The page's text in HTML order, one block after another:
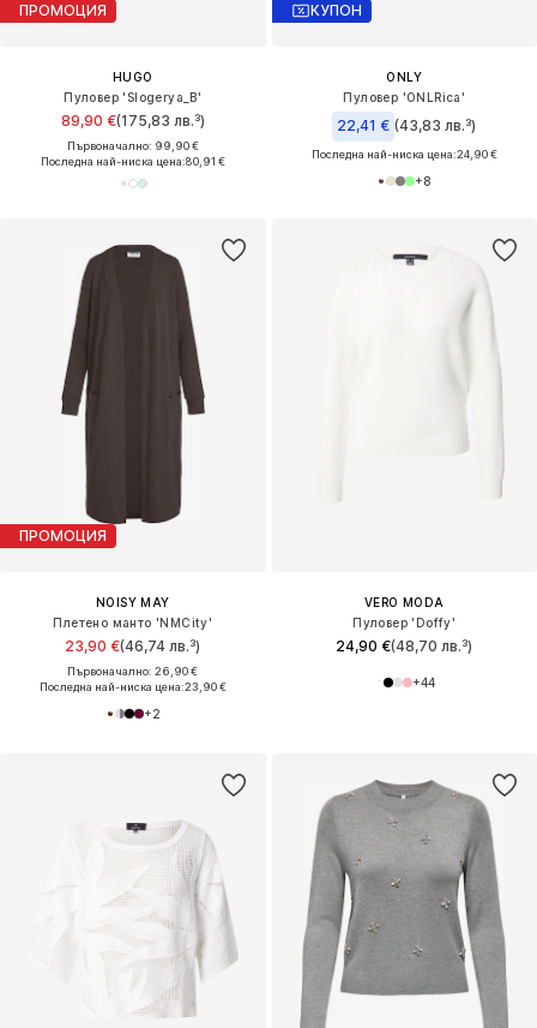
ПРОМОЦИЯ
HUGO
Пуловер 'Slogerya_B'
89,90 €(175,83 лв.³)
Първоначално: 99,90 €
Последна най-ниска цена:80,91 €
КУПОН
ONLY
Пуловер 'ONLRica'
22,41 € (43,83 лв.³)
Последна най-ниска цена:24,90 €
+8
ПРОМОЦИЯ
NOISY MAY
Плетено манто 'NMCity'
23,90 €(46,74 лв.³)
Първоначално: 26,90 €
Последна най-ниска цена:23,90 €
+2
VERO MODA
Пуловер 'Doffy'
24,90 €(48,70 лв.³)
+44